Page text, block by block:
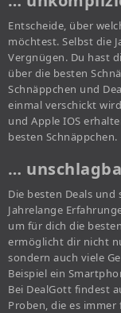
Entscheide, über
möchtest. Selbst die
Vergnügen. Du hast
über die besten
Schnäppchen und
einmal verschickt
und Apple IOS
besten Schnäppchen.
…
Die besten Deals
Jahrelange
um für dich die
ermöglicht dir nicht
sondern auch viele
Beispiel ein
Bei DealGott findest
Proben, die es